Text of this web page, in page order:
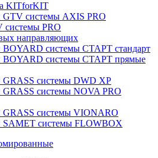
KITforKIT
системы AXIS PRO
системы PRO
направляющих
системы СТАРТ стандарт
системы СТАРТ прямые
системы DWD XP
системы NOVA PRO
системы VIONARO
системы FLOWBOX